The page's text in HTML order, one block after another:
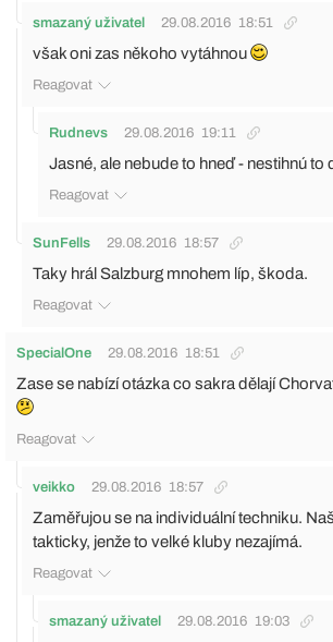
smazaný uživatel 29.08.2016 18:51
však oni zas někoho vytáhnou
Reagovat
Rudnevs 29.08.2016 19:11
Jasné, ale nebude to hneď - nestihnú to
Reagovat
SunFells 29.08.2016 18:57
Taky hrál Salzburg mnohem líp, škoda.
Reagovat
SpecialOne 29.08.2016 18:51
Zase se nabízí otázka co sakra dělají
Reagovat
veikko 29.08.2016 18:57
Zaměřujou se na individuální techniku.
takticky, jenže to velké kluby nezajímá.
Reagovat
smazaný uživatel 29.08.2016 19:03